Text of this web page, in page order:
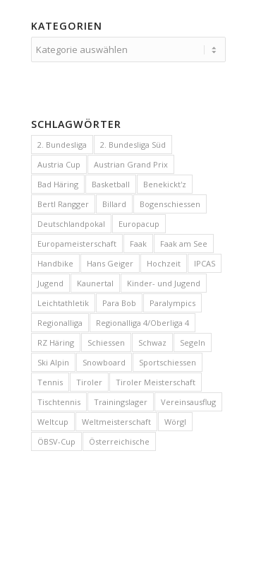
KATEGORIEN
SCHLAGWÖRTER
2. Bundesliga
2. Bundesliga Süd
Austria Cup
Austrian Grand Prix
Bad Häring
Basketball
Benekickt'z
Bertl Rangger
Billard
Bogenschiessen
Deutschlandpokal
Europacup
Europameisterschaft
Faak
Faak am See
Handbike
Hans Geiger Hochzeit
IPCAS
Jugend
Kaunertal
Kinder- und Jugend
Leichtathletik
Para Bob
Paralympics
Regionalliga
Regionalliga 4/Oberliga 4
RZ Häring
Schiessen Schwaz
Segeln
Ski Alpin
Snowboard
Sportschiessen
Tennis
Tiroler
Tiroler Meisterschaft
Tischtennis
Trainingslager
Vereinsausflug
Weltcup
Weltmeisterschaft
Wörgl
ÖBSV-Cup
Österreichische